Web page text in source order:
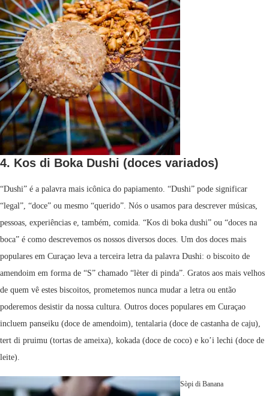
4. Kos di Boka Dushi (doces variados)
“Dushi” é a palavra mais icônica do papiamento. “Dushi” pode significar
“legal”, “doce” ou mesmo “querido”. Nós o usamos para descrever músicas,
pessoas, experiências e, também, comida. “Kos di boka dushi” ou “doces na
boca” é como descrevemos os nossos diversos doces. Um dos doces mais
populares em Curaçao leva a terceira letra da palavra Dushi: o biscoito de
amendoim em forma de “S” chamado “lèter di pinda”. Gratos aos mais velhos
de quem vê estes biscoitos, prometemos nunca mudar a letra ou então
poderemos desistir da nossa cultura. Outros doces populares em Curaçao
incluem panseiku (doce de amendoim), tentalaria (doce de castanha de caju),
tert di pruimu (tortas de ameixa), kokada (doce de coco) e ko’i lechi (doce de
leite).
Sòpi di Banana